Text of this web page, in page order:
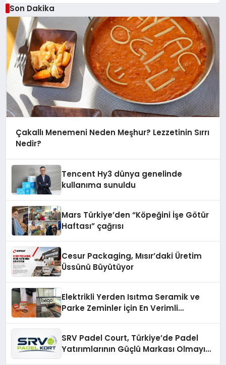
Son Dakika
Çakallı Menemeni Neden Meşhur? Lezzetinin Sırrı
Nedir?
Tencent Hy3 dünya genelinde
kullanıma sunuldu
Mars Türkiye’den “Köpeğini İşe Götür
Haftası” çağrısı
Cesur Packaging, Mısır’daki Üretim
Üssünü Büyütüyor
Elektrikli Yerden Isıtma Seramik ve
Parke Zeminler İçin En Verimli
SRV Padel Court, Türkiye’de Padel
Yatırımlarının Güçlü Markası Olmayı